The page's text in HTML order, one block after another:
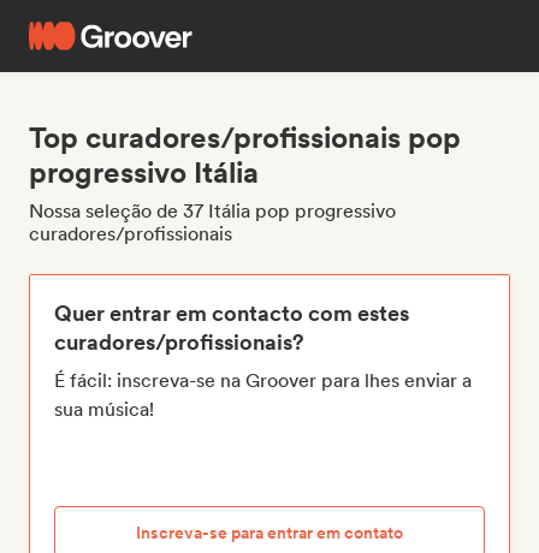
Top curadores/profissionais pop
progressivo Itália
Nossa seleção de 37 Itália pop progressivo
curadores/profissionais
Quer entrar em contacto com estes
curadores/profissionais?
É fácil: inscreva-se na Groover para lhes enviar a
sua música!
Inscreva-se para entrar em contato